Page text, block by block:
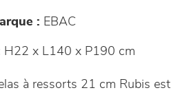
: EBAC
H22 x L140 x P190 cm
à ressorts 21 cm Rubis est